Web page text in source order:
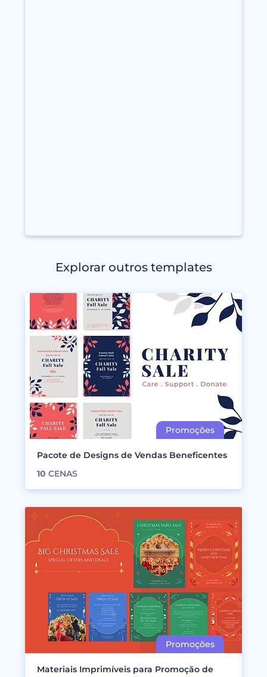
Explorar outros templates
Pacote de Designs de Vendas Beneficentes
10 CENAS
Materiais Imprimíveis para Promoção de